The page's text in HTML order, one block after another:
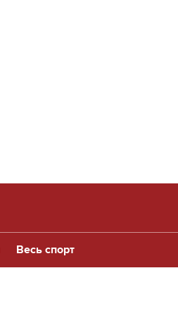
Весь спорт